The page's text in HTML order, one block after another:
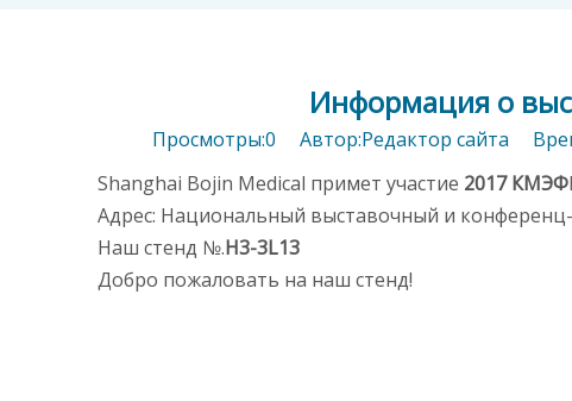
Информация о
Просмотры:0 Автор:Pедактор сайта
Shanghai Bojin Medical примет участие 2017 КМЭФ
Адрес: Национальный выставочный и
Наш стенд №.H3-3L13
Добро пожаловать на наш стенд!